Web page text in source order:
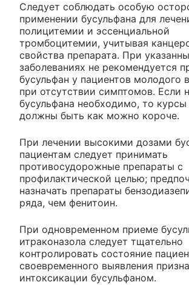
Следует соблюдать особую
применении бусульфана для
полицитемии и эссенциальной
тромбоцитемии, учитывая
свойства препарата. При
заболеваниях не рекомендуется
бусульфан у пациентов молодого
при отсутствии симптомов. Если
бусульфана необходимо, то курсы
должны быть как можно короче.
При лечении высокими дозами
пациентам следует принимать
противосудорожные препараты с
профилактической целью;
назначать препараты
ряда, чем фенитоин.
При одновременном приеме
итраконазола следует тщательно
контролировать состояние
своевременного выявления
интоксикации бусульфаном.